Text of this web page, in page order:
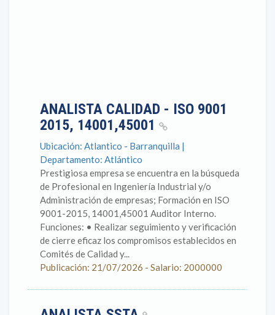
ANALISTA CALIDAD - ISO 9001
2015, 14001,45001
Ubicación: Atlantico - Barranquilla |
Departamento: Atlántico
Prestigiosa empresa se encuentra en la búsqueda
de Profesional en Ingeniería Industrial y/o
Administración de empresas; Formación en ISO
9001-2015, 14001,45001 Auditor Interno.
Funciones: • Realizar seguimiento y verificación
de cierre eficaz los compromisos establecidos en
Comités de Calidad y...
Publicación: 21/07/2026 - Salario: 2000000